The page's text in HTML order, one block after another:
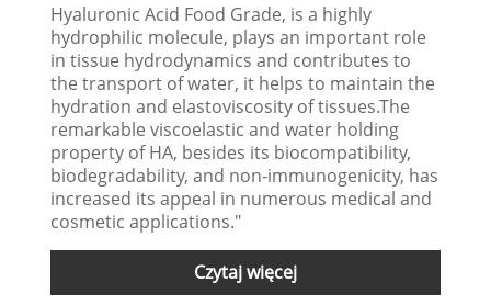
Hyaluronic Acid Food Grade, is a highly
hydrophilic molecule, plays an important role
in tissue hydrodynamics and contributes to
the transport of water, it helps to maintain the
hydration and elastoviscosity of tissues.The
remarkable viscoelastic and water holding
property of HA, besides its biocompatibility,
biodegradability, and non-immunogenicity, has
increased its appeal in numerous medical and
cosmetic applications."
Czytaj więcej